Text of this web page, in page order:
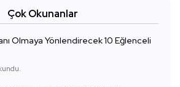
Çok Okunanlar
Olmaya Yönlendirecek 10 Eğlenceli